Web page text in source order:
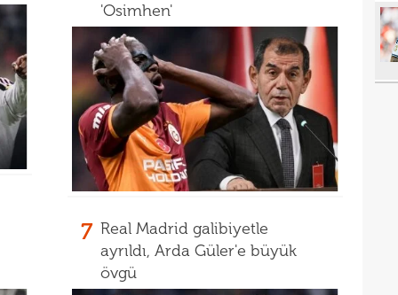
'Osimhen'
7 Real Madrid galibiyetle
ayrıldı, Arda Güler'e büyük
övgü